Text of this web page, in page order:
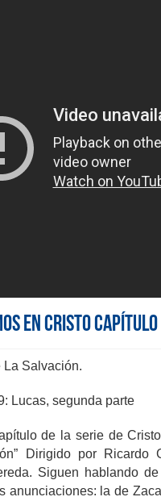
EN CRISTO
La Salvación.
Lucas, segunda parte
de la serie de
Dirigido por Ricardo
Siguen hablando
anunciaciones: la de